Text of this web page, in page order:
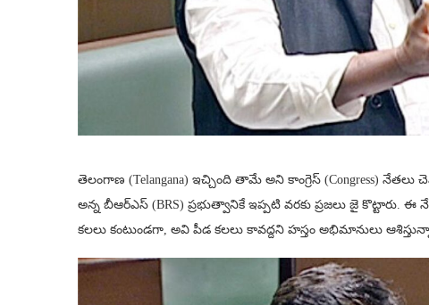
తెలంగాణ (Telangana) ఇచ్చింది తామే అని కాంగ్రెస్ (Congress)
అన్న బీఆర్‌ఎస్‌ (BRS) ప్రభుత్వానికే ఇప్పటి వరకు ప్రజలు జై
కలలు కంటుండగా, అవి పీడ కలలు కావద్దని హస్తం అభిమానులు